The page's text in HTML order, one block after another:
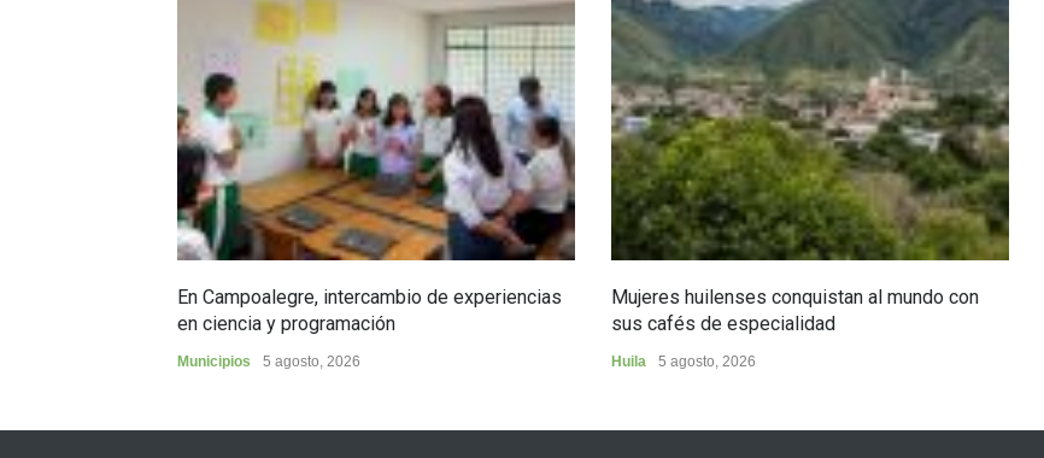
En Campoalegre, intercambio de experiencias
en ciencia y programación
Municipios 5 agosto, 2026
Mujeres huilenses conquistan al mundo con
sus cafés de especialidad
Huila 5 agosto, 2026